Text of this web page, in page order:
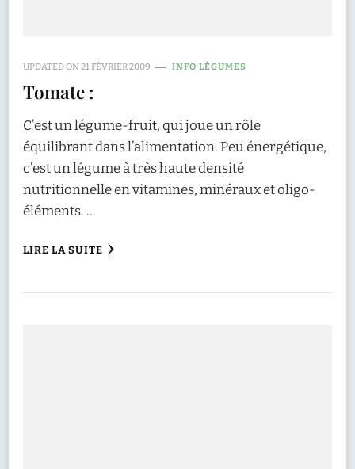
UPDATED ON21 FÉVRIER 2009 INFO LÉGUMES
Tomate :
C’est un légume-fruit, qui joue un rôle
équilibrant dans l’alimentation. Peu énergétique,
c’est un légume à très haute densité
nutritionnelle en vitamines, minéraux et oligo-
éléments. …
LIRE LA SUITE